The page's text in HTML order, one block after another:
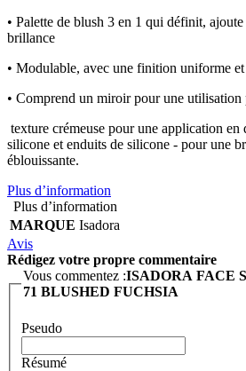
• Palette de blush 3 en 1 qui définit,
brillance
• Modulable, avec une finition uniforme
• Comprend un miroir pour une utilisation
texture crémeuse pour une application en
silicone et enduits de silicone - pour une
éblouissante.
Plus d’information
Plus d’information
MARQUE Isadora
Avis
Rédigez votre propre commentaire
Vous commentez :ISADORA FACE
71 BLUSHED FUCHSIA
Pseudo
Résumé